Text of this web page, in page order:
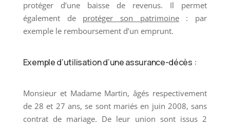
protéger d’une baisse de revenus. Il permet
également de protéger son patrimoine: par
exemple le remboursement d’un emprunt.
Exemple d’utilisation d’une assurance-décès :
Monsieur et Madame Martin, âgés respectivement
de 28 et 27 ans, se sont mariés en juin 2008, sans
contrat de mariage. De leur union sont issus 2